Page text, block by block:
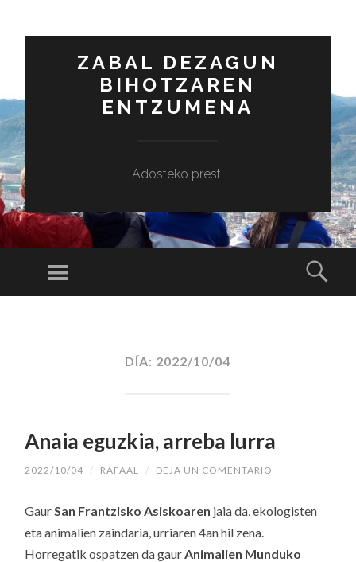
ZABAL DEZAGUN
BIHOTZAREN
ENTZUMENA
Adosteko prest!
Menú
DÍA: 2022/10/04
Anaia eguzkia, arreba lurra
2022/10/04 / RAFAAL / DEJA UN COMENTARIO
Gaur San Frantzisko Asiskoaren jaia da, ekologisten
eta animalien zaindaria, urriaren 4an hil zena.
Horregatik ospatzen da gaur Animalien Munduko